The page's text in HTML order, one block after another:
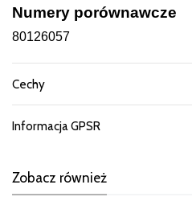
Numery porównawcze
80126057
Cechy
Informacja GPSR
Zobacz również